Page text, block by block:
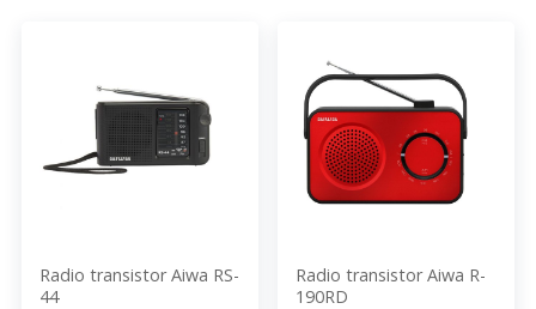
Radio transistor Aiwa RS-
44
Radio transistor Aiwa R-
190RD